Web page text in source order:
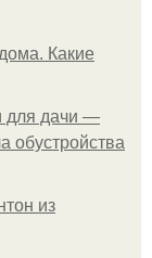
Какие
для дачи —
обустройства
из